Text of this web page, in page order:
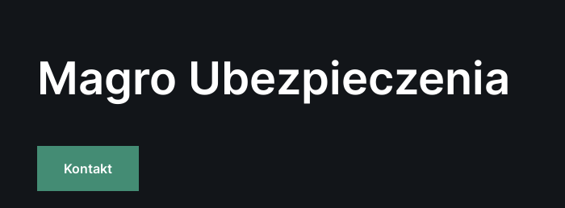
Magro Ubezpieczenia
Kontakt